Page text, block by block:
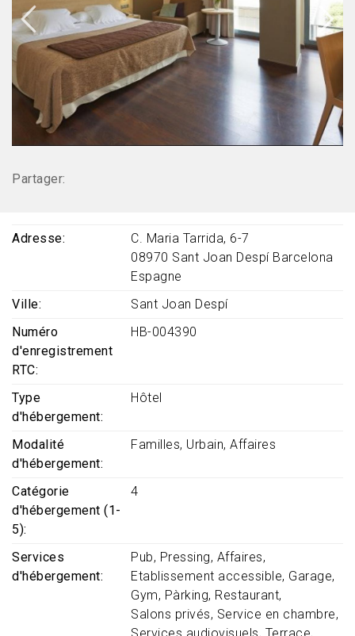
Partager:
Adresse
C. Maria Tarrida, 6-7
08970 Sant Joan Despí Barcelona
Espagne
Ville
Sant Joan Despí
Numéro
d'enregistrement
RTC
HB-004390
Type
d'hébergement
Hôtel
Modalité
d'hébergement
Familles Urbain Affaires
Catégorie
d'hébergement (1-
5)
4
Services
d'hébergement
Pub Pressing Affaires
Etablissement accessible Garage
Gym
Pàrking Restaurant
Salons privés Service en chambre